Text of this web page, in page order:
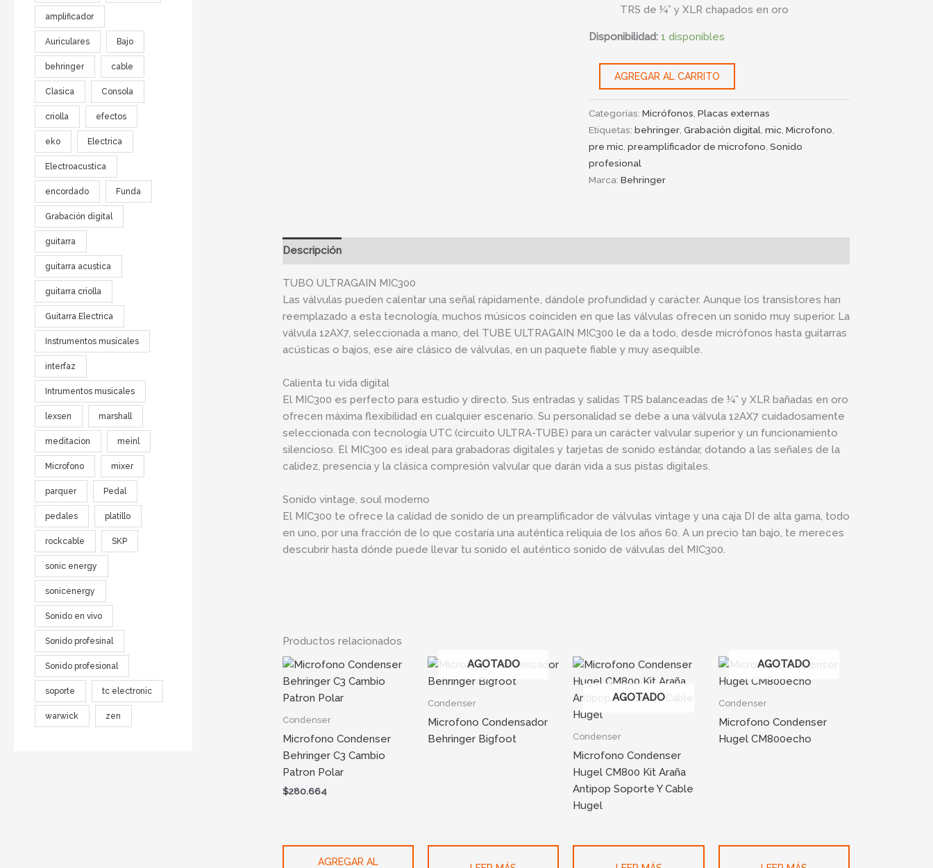
amplificador
Auriculares Bajo
behringer cable
Clasica Consola
criolla efectos
eko Electrica
Electroacustica
encordado Funda
Grabación digital
guitarra
guitarra acustica
guitarra criolla
Guitarra Electrica
Instrumentos musicales
interfaz
Intrumentos musicales
lexsen marshall
meditacion meinl
Microfono mixer
parquer Pedal
pedales platillo
rockcable SKP
sonic energy
sonicenergy
Sonido en vivo
Sonido profesinal
Sonido profesional
soporte tc electronic
warwick zen
TRS de ¼” y XLR chapados en oro
Disponibilidad: 1 disponibles
AGREGAR AL CARRITO
Categorías:Micrófonos ,Placas externas
Etiquetas:behringer ,Grabación digital ,mic ,Microfono
pre mic ,preamplificador de microfono ,Sonido
profesional
Marca:Behringer
Descripción
TUBO ULTRAGAIN MIC300
Las válvulas pueden calentar una señal rápidamente, dándole profundidad y carácter. Aunque los transistores han
reemplazado a esta tecnología, muchos músicos coinciden en que las válvulas ofrecen un sonido muy superior. La
válvula 12AX7, seleccionada a mano, del TUBE ULTRAGAIN MIC300 le da a todo, desde micrófonos hasta guitarras
acústicas o bajos, ese aire clásico de válvulas, en un paquete fiable y muy asequible.
Calienta tu vida digital
El MIC300 es perfecto para estudio y directo. Sus entradas y salidas TRS balanceadas de ¼” y XLR bañadas en oro
ofrecen máxima flexibilidad en cualquier escenario. Su personalidad se debe a una válvula 12AX7 cuidadosamente
seleccionada con tecnología UTC (circuito ULTRA-TUBE) para un carácter valvular superior y un funcionamiento
silencioso. El MIC300 es ideal para grabadoras digitales y tarjetas de sonido estándar, dotando a las señales de la
calidez, presencia y la clásica compresión valvular que darán vida a sus pistas digitales.
Sonido vintage, soul moderno
El MIC300 te ofrece la calidad de sonido de un preamplificador de válvulas vintage y una caja DI de alta gama, todo
en uno, por una fracción de lo que costaría una auténtica reliquia de los años 60. A un precio tan bajo, te mereces
descubrir hasta dónde puede llevar tu sonido el auténtico sonido de válvulas del MIC300.
Productos relacionados
Condenser
Microfono Condenser
Behringer C3 Cambio
Patron Polar
$280.664
AGREGAR AL
AGOTADO
Condenser
Microfono Condensador
Behringer Bigfoot
AGOTADO
Condenser
Microfono Condenser
Hugel CM800 Kit Araña
Antipop Soporte Y Cable
Hugel
AGOTADO
Condenser
Microfono Condenser
Hugel CM800echo